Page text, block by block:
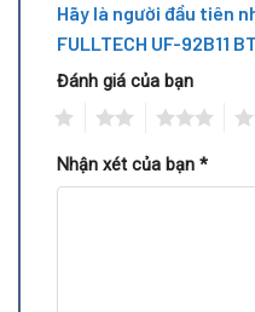
Hãy là người đầu tiên
FULLTECH UF-92B11
Đánh giá của bạn
Nhận xét của bạn *